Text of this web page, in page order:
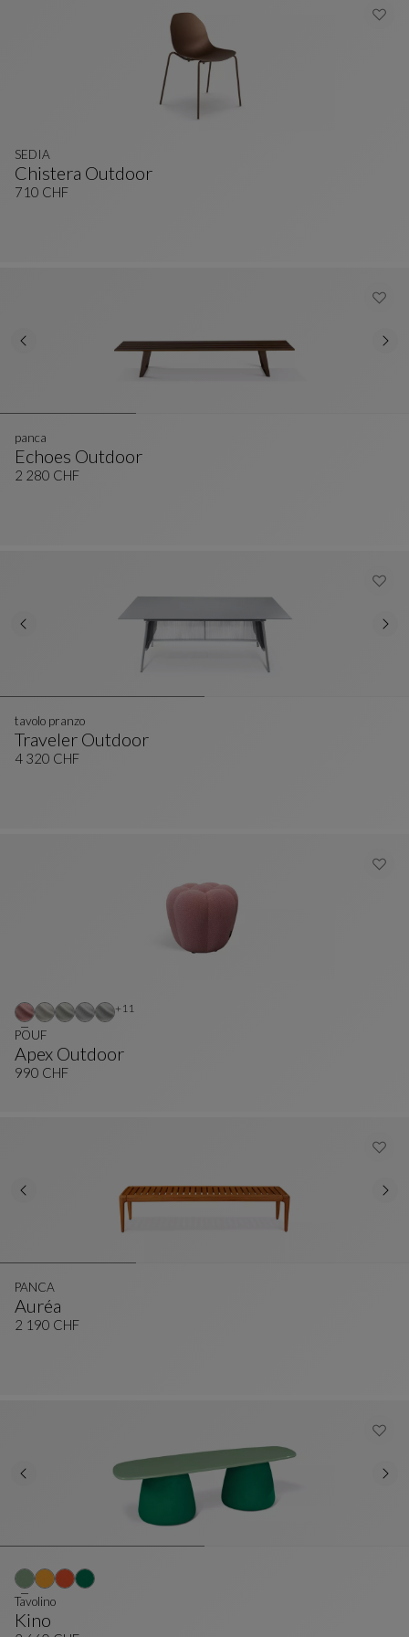
Chistera Outdoor
SEDIA
Vedi La Descrizione Completa
SEDIA
710 CHF
Echoes Outdoor
Panca
Vedi La Descrizione Completa
panca
2 280 CHF
Traveler Outdoor
Tavolo Pranzo
Vedi La Descrizione Completa
tavolo pranzo
4 320 CHF
Apex Outdoor
POUF
Vedi La Descrizione Completa
POUF
990 CHF
+11Altri colori : 11 colori disponibili
Auréa
PANCA
Vedi La Descrizione Completa
PANCA
2 190 CHF
Kino
Tavolino